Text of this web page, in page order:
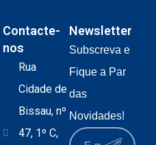
Contacte-
nos
Rua
Cidade de
Bissau, nº
47, 1º C,
Newsletter
Subscreva e
Fique a Par
das
Novidades!